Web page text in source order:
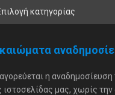
κατηγορίας
η
ιστοσελίδας μας, χωρίς